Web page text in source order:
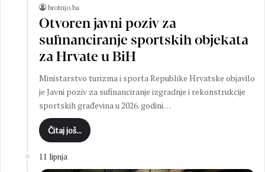
brotnjo.ba
Otvoren javni poziv za
sufinanciranje sportskih objekata
za Hrvate u BiH
Ministarstvo turizma i sporta Republike Hrvatske objavilo
je Javni poziv za sufinanciranje izgradnje i rekonstrukcije
sportskih građevina u 2026. godini…
Čitaj još...
11 lipnja